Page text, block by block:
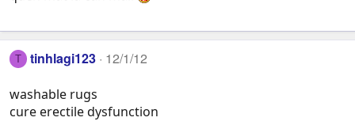
T tinhlagi123 12/1/12
washable rugs
cure erectile dysfunction